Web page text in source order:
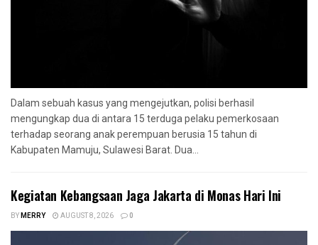
Dalam sebuah kasus yang mengejutkan, polisi berhasil
mengungkap dua di antara 15 terduga pelaku pemerkosaan
terhadap seorang anak perempuan berusia 15 tahun di
Kabupaten Mamuju, Sulawesi Barat. Dua...
Kegiatan Kebangsaan Jaga Jakarta di Monas Hari Ini
BYMERRY AUGUST 8, 2026 0